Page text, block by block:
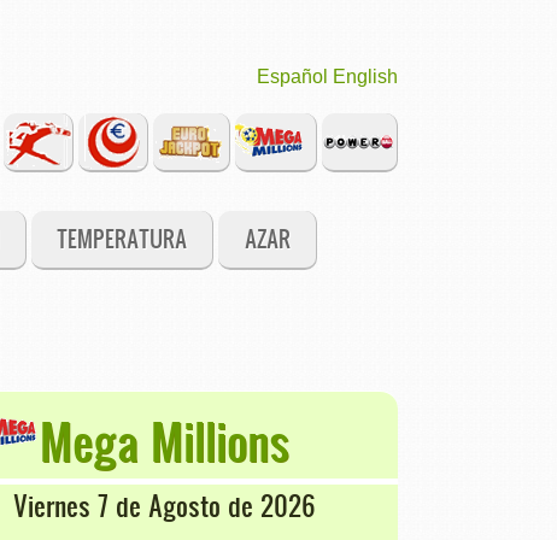
Español English
TEMPERATURA AZAR
Mega Millions
Viernes 7 de Agosto de 2026